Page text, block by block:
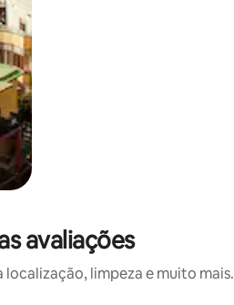
avaliações
limpeza e muito mais.